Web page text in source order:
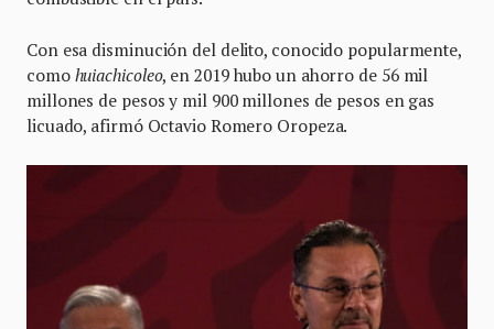
Con esa disminución del delito, conocido popularmente,
como huiachicoleo, en 2019 hubo un ahorro de 56 mil
millones de pesos y mil 900 millones de pesos en gas
licuado, afirmó Octavio Romero Oropeza.